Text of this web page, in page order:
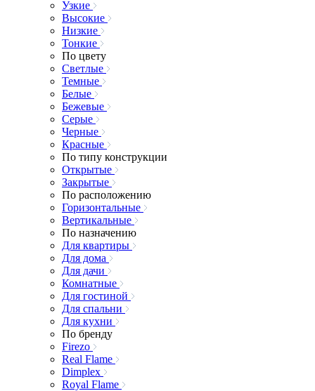
Узкие
Высокие
Низкие
Тонкие
По цвету
Светлые
Темные
Белые
Бежевые
Серые
Черные
Красные
По типу конструкции
Открытые
Закрытые
По расположению
Горизонтальные
Вертикальные
По назначению
Для квартиры
Для дома
Для дачи
Комнатные
Для гостиной
Для спальни
Для кухни
По бренду
Firezo
Real Flame
Dimplex
Royal Flame